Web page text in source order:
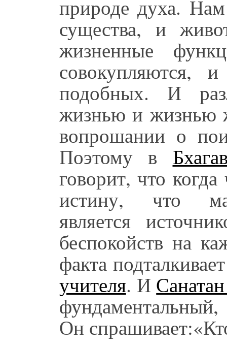
природе духа.
существа, и
жизненные
совокупляются,
подобных. И
жизнью и жизнью
вопрошании о
Поэтому в
говорит, что
истину, что
является
беспокойств на
факта
учителя. И
Он